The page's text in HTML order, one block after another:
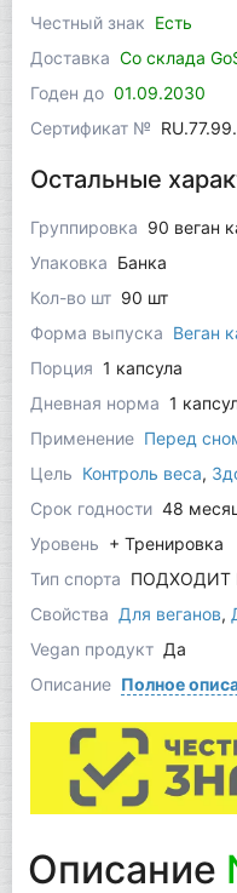
Честный знак Есть
Доставка Со склада
Годен до 01.09.2030
Сертификат №
Остальные
Группировка 90 веган
Упаковка Банка
Кол-во шт 90 шт
Форма выпуска Веган
Порция 1 капсула
Дневная норма 1
Применение Перед
Цель Контроль веса,
Срок годности 48
Уровень + Тренировка
Тип спорта ПОДХОДИТ
Свойства Для веганов,
Vegan продукт Да
Описание Полное
Описание